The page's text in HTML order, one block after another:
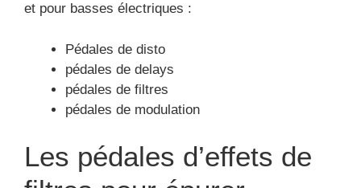
et pour basses électriques :
Pédales de disto
pédales de delays
pédales de filtres
pédales de modulation
Les pédales d’effets de